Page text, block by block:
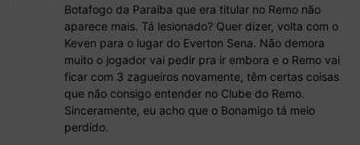
Botafogo da Paraiba que era titular no Remo não
aparece mais. Tá lesionado? Quer dizer, volta com o
Keven para o lugar do Everton Sena. Não demora
muito o jogador vai pedir pra ir embora e o Remo vai
ficar com 3 zagueiros novamente, têm certas coisas
que não consigo entender no Clube do Remo.
Sinceramente, eu acho que o Bonamigo tá meio
perdido.